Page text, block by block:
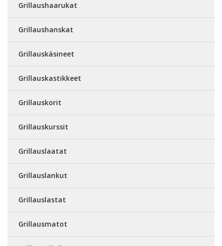
Grillaushaarukat
Grillaushanskat
Grillauskäsineet
Grillauskastikkeet
Grillauskorit
Grillauskurssit
Grillauslaatat
Grillauslankut
Grillauslastat
Grillausmatot